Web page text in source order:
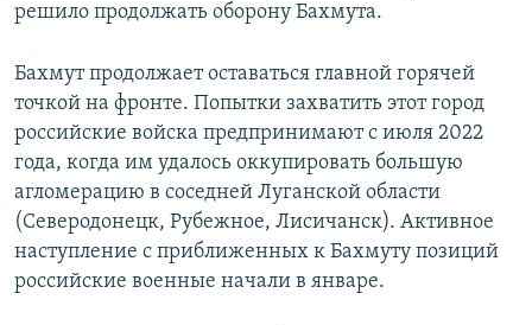
решило продолжать оборону Бахмута.
Бахмут продолжает оставаться главной горячей
точкой на фронте. Попытки захватить этот город
российские войска предпринимают с июля 2022
года, когда им удалось оккупировать большую
агломерацию в соседней Луганской области
(Северодонецк, Рубежное, Лисичанск). Активное
наступление с приближенных к Бахмуту позиций
российские военные начали в январе.